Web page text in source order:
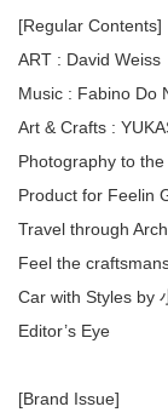
[Regular Contents]
ART : David Weiss
Music : Fabino Do
Art & Crafts :
Photography to
Product for Feelin
Travel through
Feel the
Car with Styles by
Editor’s Eye
[Brand Issue]